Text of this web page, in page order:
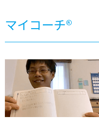
マイコーチ®